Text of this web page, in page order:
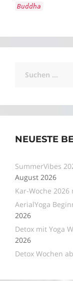
Buddha
nach:
NEUESTE
SummerVibes
August 2026
Kar-Woche
AerialYoga
2026
Detox mit Yoga
2026
Detox Wochen